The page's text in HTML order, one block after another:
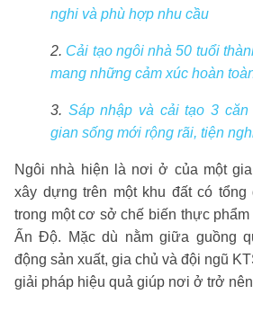
nghi và phù hợp nhu cầu
2. Cải tạo ngôi nhà 50 tuổi
mang những cảm xúc hoàn
3. Sáp nhập và cải tạo 3
gian sống mới rộng rãi, tiện
Ngôi nhà hiện là nơi ở của một
xây dựng trên một khu đất có tổng
trong một cơ sở chế biến thực phẩm
Ấn Độ. Mặc dù nằm giữa guồng
động sản xuất, gia chủ và đội ngũ
giải pháp hiệu quả giúp nơi ở trở